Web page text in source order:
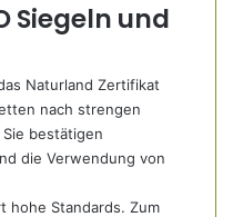
Siegeln und
Naturland Zertifikat
nach strengen
bestätigen
die Verwendung von
hohe Standards. Zum